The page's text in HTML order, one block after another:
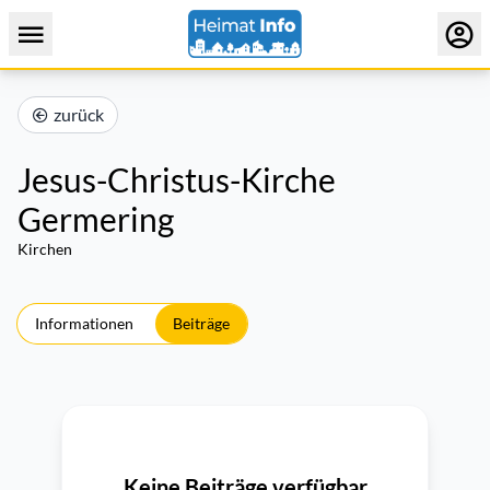
zurück
Jesus-Christus-Kirche
Germering
Kirchen
Informationen Beiträge